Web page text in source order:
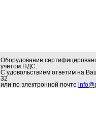
Оборудование
учетом НДС.
С удовольствием ответим на
32
или по электронной почте